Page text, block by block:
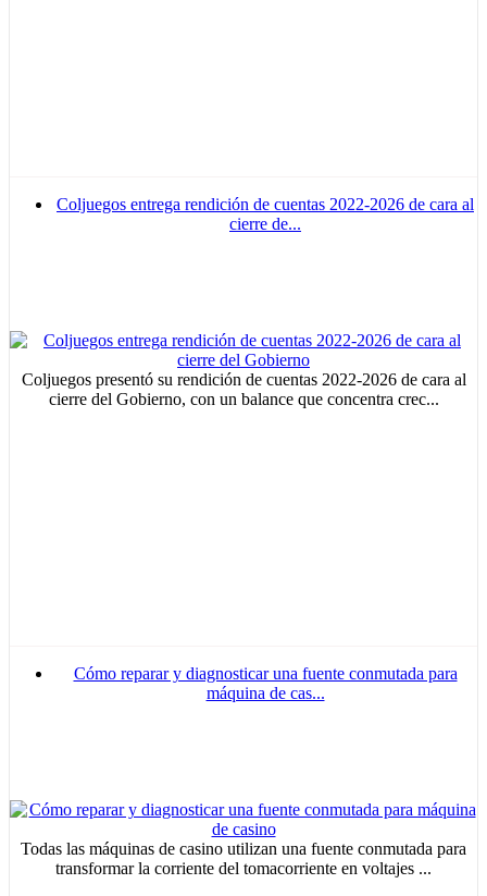
Coljuegos entrega rendición de cuentas 2022-2026 de cara al
cierre de...
Coljuegos presentó su rendición de cuentas 2022-2026 de cara al
cierre del Gobierno, con un balance que concentra crec...
Cómo reparar y diagnosticar una fuente conmutada para
máquina de cas...
Todas las máquinas de casino utilizan una fuente conmutada para
transformar la corriente del tomacorriente en voltajes ...